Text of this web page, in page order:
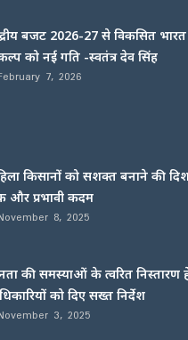
बजट 2026-27 से विकसित
को नई गति -स्वतंत्र देव सिंह
7, 2026
किसानों को सशक्त बनाने की
और प्रभावी कदम
8, 2025
की समस्याओं के त्वरित निस्तारण
को दिए सख्त निर्देश
3, 2025